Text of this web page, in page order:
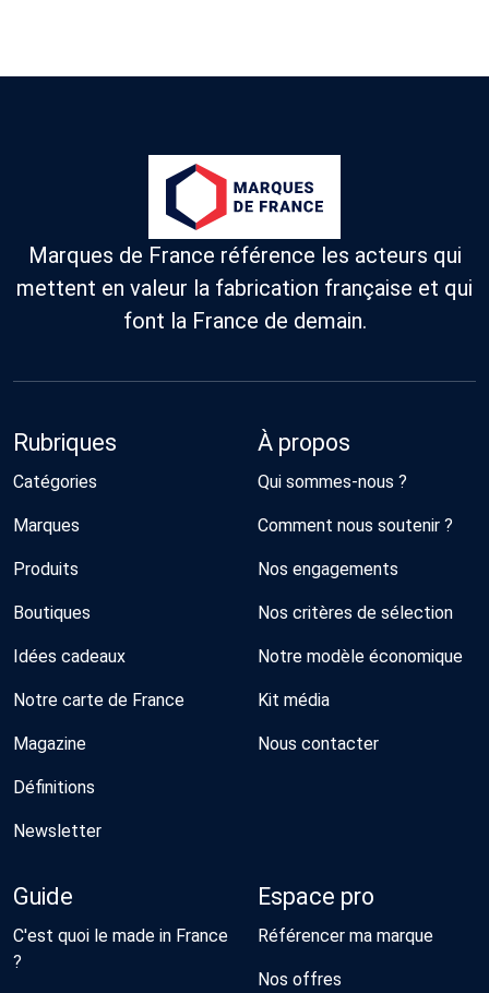
Marques de France référence les acteurs qui
mettent en valeur la fabrication française et qui
font la France de demain.
Rubriques
Catégories
Marques
Produits
Boutiques
Idées cadeaux
Notre carte de France
Magazine
Définitions
Newsletter
À propos
Qui sommes-nous ?
Comment nous soutenir ?
Nos engagements
Nos critères de sélection
Notre modèle économique
Kit média
Nous contacter
Guide
C'est quoi le made in France
?
Espace pro
Référencer ma marque
Nos offres